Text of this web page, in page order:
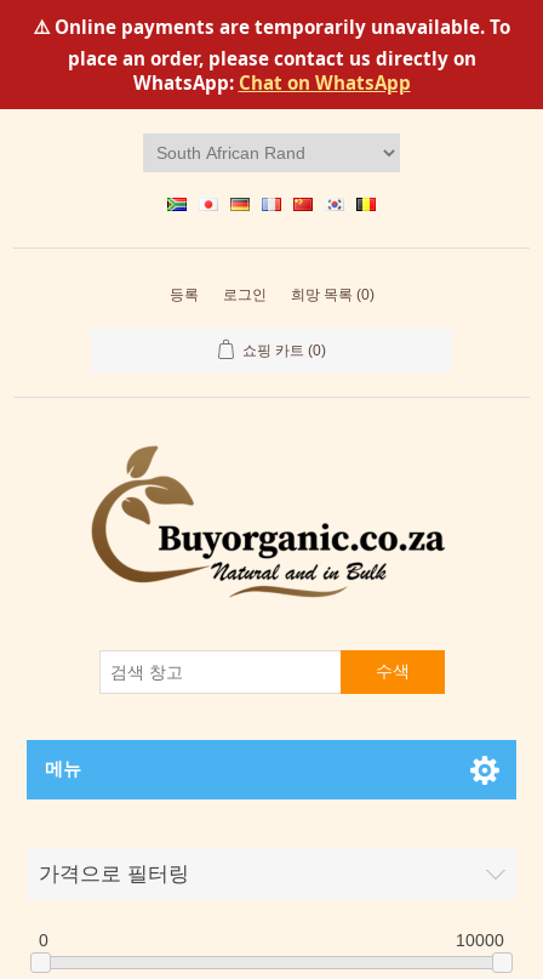
⚠️ Online payments are temporarily unavailable. To
place an order, please contact us directly on
WhatsApp: Chat on WhatsApp
등록 로그인 희망 목록 (0)
쇼핑 카트 (0)
수색
메뉴
가격으로 필터링
0 10000